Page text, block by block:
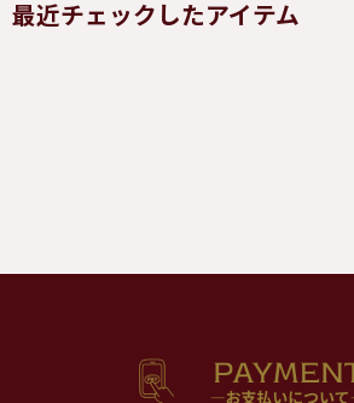
最近チェックしたアイテム